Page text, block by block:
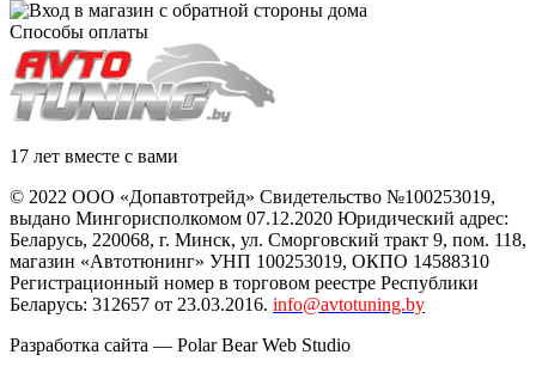
Способы оплаты
17 лет вместе с вами
© 2022 ООО «Допавтотрейд» Свидетельство №100253019,
выдано Мингорисполкомом 07.12.2020 Юридический адрес:
Беларусь, 220068, г. Минск, ул. Сморговский тракт 9, пом. 118,
магазин «Автотюнинг» УНП 100253019, ОКПО 14588310
Регистрационный номер в торговом реестре Республики
Беларусь: 312657 от 23.03.2016. info@avtotuning.by
Разработка сайта — Polar Bear Web Studio